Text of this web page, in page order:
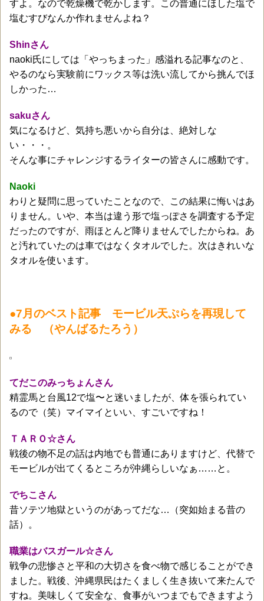
すよ。なので乾燥機で乾かします。この普通にほした塩で
塩むすびなんか作れませんよね？
Shinさん
naoki氏にしては「やっちまった」感溢れる記事なのと、
やるのなら実験前にワックス等は洗い流してから挑んでほ
しかった…
sakuさん
気になるけど、気持ち悪いから自分は、絶対しな
い・・・。
そんな事にチャレンジするライターの皆さんに感動です。
Naoki
わりと疑問に思っていたことなので、この結果に悔いはあ
りません。いや、本当は違う形で塩っぽさを調査する予定
だったのですが、雨ほとんど降りませんでしたからね。あ
と汚れていたのは車ではなくタオルでした。次はきれいな
タオルを使います。
●7月のベスト記事 モービル天ぷらを再現して
みる （やんばるたろう）
てだこのみっちょんさん
精霊馬と台風12で塩〜と迷いましたが、体を張られてい
るので（笑）マイマイといい、すごいですね！
ＴＡＲＯ☆さん
戦後の物不足の話は内地でも普通にありますけど、代替で
モービルが出てくるところが沖縄らしいなぁ……と。
でちこさん
昔ソテツ地獄というのがあってだな…（突如始まる昔の
話）。
職業はバスガール☆さん
戦争の悲惨さと平和の大切さを食べ物で感じることができ
ました。戦後、沖縄県民はたくましく生き抜いて来たんで
すね。美味しくて安全な、食事がいつまでもできますよう